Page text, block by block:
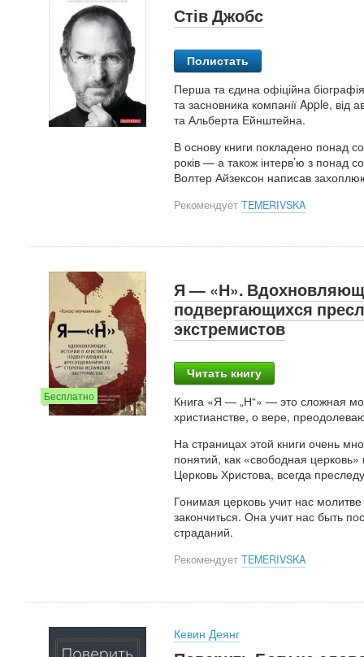
Стів Джобс
Полистать
Перша та єдина офіційна
та засновника компанії Apple, від
та Альберта Ейнштейна.
В основу книги покладено понад
років — а також інтерв’ю з понад
Волтер Айзексон написав
Рекомендует TEMERIVSKA
Бесплатно
Я — «Н».
подвергающихся
экстремистов
Читать книгу
Книга «Я — „Н“» — это сложная
христианстве, о вере,
На страницах этой книги очень
понятий, как «свободная
Церковь Христова, всегда
Гонимая церковь учит нас
закончиться. Она учит нас быть
страданий.
Рекомендует TEMERIVSKA
Кевин Деянг